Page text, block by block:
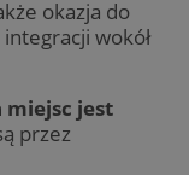
okazja do
wokół
miejsc jest
przez